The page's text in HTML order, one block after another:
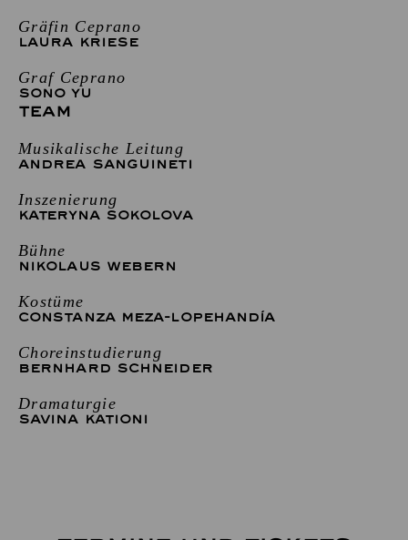
Gräfin Ceprano
LAURA KRIESE
Graf Ceprano
SONO YU
TEAM
Musikalische Leitung
ANDREA SANGUINETI
Inszenierung
KATERYNA SOKOLOVA
Bühne
NIKOLAUS WEBERN
Kostüme
CONSTANZA MEZA-LOPEHANDÍA
Choreinstudierung
BERNHARD SCHNEIDER
Dramaturgie
SAVINA KATIONI